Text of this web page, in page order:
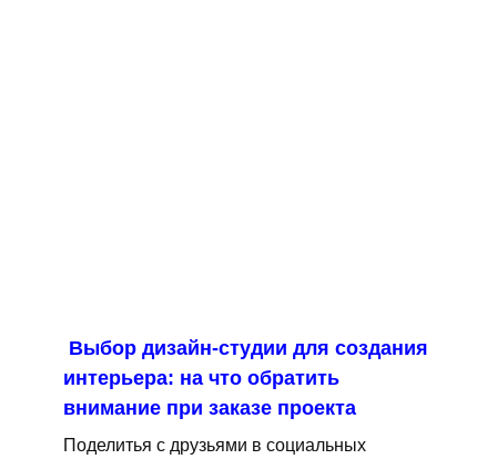
Выбор дизайн-студии для создания
интерьера: на что обратить
внимание при заказе проекта
Поделитья с друзьями в социальных